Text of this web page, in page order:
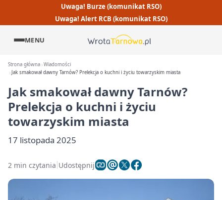
Uwaga! Burze (komunikat RSO)
Uwaga! Alert RCB (komunikat RSO)
MENU
Strona główna Wiadomości
Jak smakował dawny Tarnów? Prelekcja o kuchni i życiu towarzyskim miasta
Jak smakował dawny Tarnów?
Prelekcja o kuchni i życiu
towarzyskim miasta
17 listopada 2025
2 min czytania Udostępnij